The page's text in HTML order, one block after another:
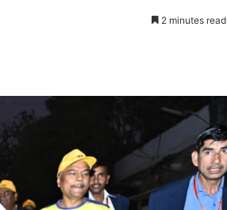
2 minutes read